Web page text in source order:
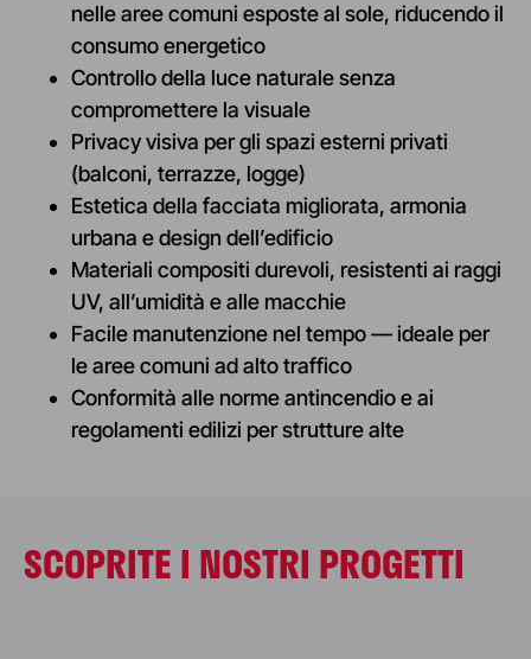
nelle aree comuni esposte al sole, riducendo il
consumo energetico
Controllo della luce naturale senza
compromettere la visuale
Privacy visiva per gli spazi esterni privati
(balconi, terrazze, logge)
Estetica della facciata migliorata, armonia
urbana e design dell’edificio
Materiali compositi durevoli, resistenti ai raggi
UV, all’umidità e alle macchie
Facile manutenzione nel tempo — ideale per
le aree comuni ad alto traffico
Conformità alle norme antincendio e ai
regolamenti edilizi per strutture alte
SCOPRITE I NOSTRI PROGETTI
One Sydney
Harbour con